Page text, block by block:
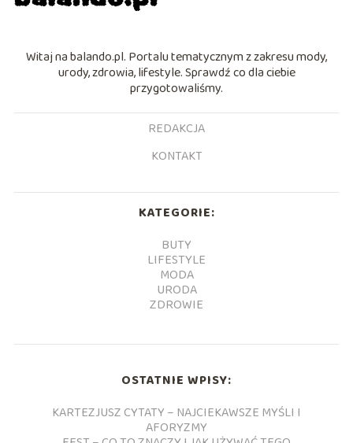
Witaj na balando.pl. Portalu tematycznym z zakresu mody,
urody, zdrowia, lifestyle. Sprawdź co dla ciebie
przygotowaliśmy.
REDAKCJA
KONTAKT
KATEGORIE:
BUTY
LIFESTYLE
MODA
URODA
ZDROWIE
OSTATNIE WPISY:
KARTEZJUSZ CYTATY – NAJCIEKAWSZE MYŚLI I
AFORYZMY